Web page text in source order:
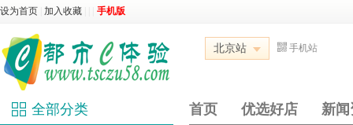
设为首页 加入收藏 手机版
北京站 手机站
全部分类 首页 优选好店 新闻